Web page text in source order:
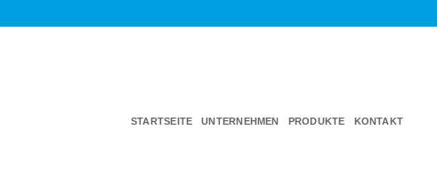
STARTSEITE UNTERNEHMEN PRODUKTE KONTAKT